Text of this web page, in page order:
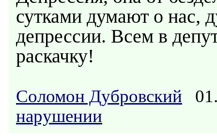
сутками думают о нас,
депрессии. Всем в
раскачку!
Соломон Дубровский
нарушении